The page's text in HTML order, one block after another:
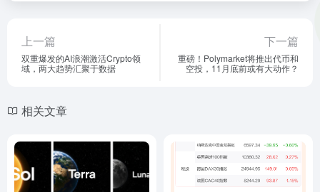
上一篇
双重爆发的AI浪潮激活Crypto领
域，两大趋势汇聚于数据
下一篇
重磅！Polymarket将推出代币和
空投，11月底前或有大动作？
相关文章